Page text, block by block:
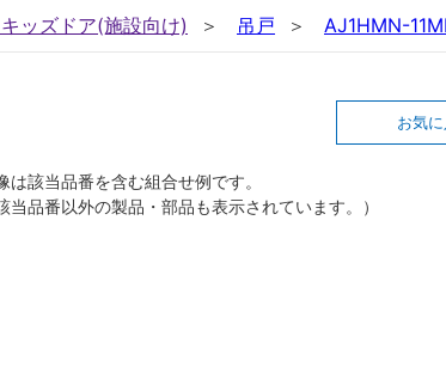
ッズドア(施設向け) 吊戸 AJ1HMN-
お気に
は該当品番を含む組合せ例です。
該当品番以外の製品・部品も表示されています。）